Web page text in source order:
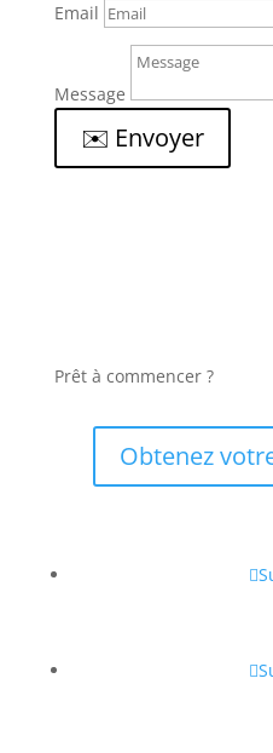
Email
Message
✉️ Envoyer
Prêt à commencer ?
Obtenez